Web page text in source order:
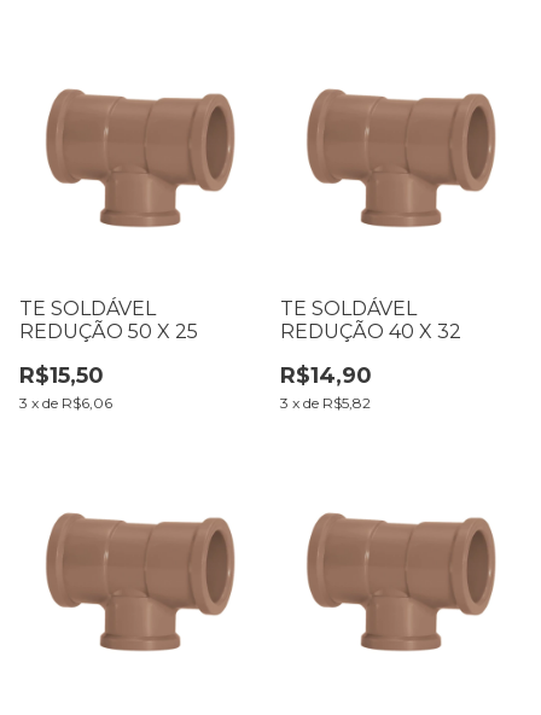
TE SOLDÁVEL
REDUÇÃO 50 X 25
R$15,50
3 x de R$6,06
TE SOLDÁVEL
REDUÇÃO 40 X 32
R$14,90
3 x de R$5,82